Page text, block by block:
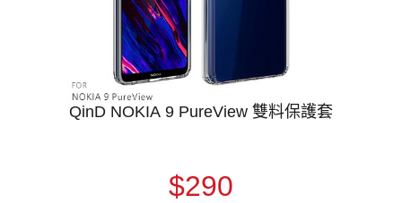
QinD NOKIA 9 PureView 雙料保護套
$290